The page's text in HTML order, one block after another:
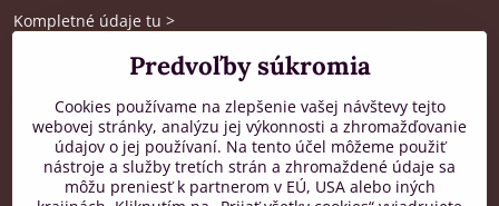
Kompletné údaje tu >
Kde nás nájdete
Zákaznícka podpora
od 8:00 do 16:00, PO-PIA
Predvoľby súkromia
Cookies používame na zlepšenie vašej návštevy tejto
webovej stránky, analýzu jej výkonnosti a zhromažďovanie
údajov o jej používaní. Na tento účel môžeme použiť
nástroje a služby tretích strán a zhromaždené údaje sa
môžu preniesť k partnerom v EÚ, USA alebo iných